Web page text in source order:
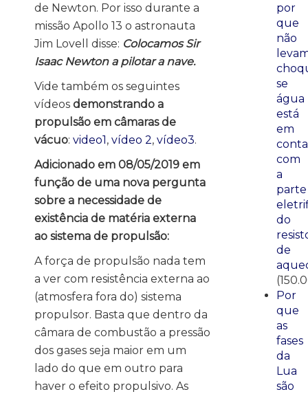
de Newton. Por isso durante a
missão Apollo 13 o astronauta
Jim Lovell disse: Colocamos Sir
Isaac Newton a pilotar a nave.
Vide também os seguintes
vídeos demonstrando a
propulsão em câmaras de
vácuo: video1, vídeo 2, vídeo3.
Adicionado em 08/05/2019 em
função de uma nova pergunta
sobre a necessidade de
existência de matéria externa
ao sistema de propulsão:
A força de propulsão nada tem
a ver com resistência externa ao
(atmosfera fora do) sistema
propulsor. Basta que dentro da
câmara de combustão a pressão
dos gases seja maior em um
lado do que em outro para
haver o efeito propulsivo. As
por
que
não
se
água
está
em
com
a
parte
do
de
Por
que
as
fases
da
Lua
são